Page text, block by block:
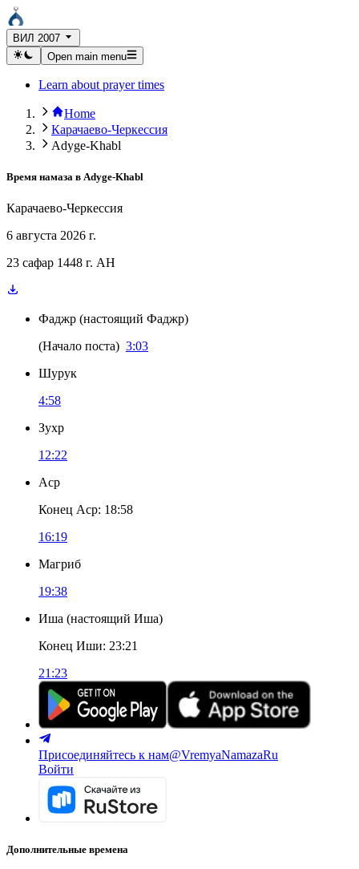
ВИЛ 2007
Open main menu
Learn about prayer times
Home
Карачаево-Черкессия
Adyge-Khabl
Время намаза в Adyge-Khabl
Карачаево-Черкессия
6 августа 2026 г.
23 сафар 1448 г. AH
Фаджр (настоящий Фаджр)
(Начало поста) 3:03
Шурук
4:58
Зухр
12:22
Аср
Конец Аср: 18:58
16:19
Магриб
19:38
Иша (настоящий Иша)
Конец Иши: 23:21
21:23
Присоединяйтесь к нам@VremyaNamazaRu
Войти
Дополнительные времена